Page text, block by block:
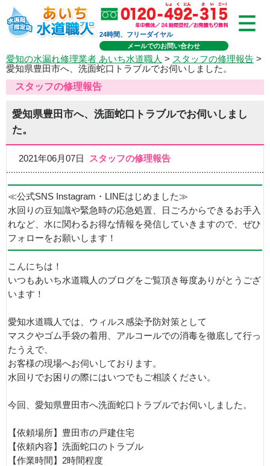
24時間、フリーダイヤル
メールでのお問い合わせ
愛知の水漏れ修理業者 あいち水道職人 > スタッフの修理報告 >
愛知県豊田市へ、洗面蛇口トラブルでお伺いしました。
スタッフの修理報告
愛知県豊田市へ、洗面蛇口トラブルでお伺いしまし
た。
2021年06月07日 スタッフの修理報告
≪公式SNS Instagram・LINEはじめました≫
水回りの豆知識や緊急時の応急処置、日ごろからできるお手入
れなど、水に関わるお得な情報を発信していきますので、ぜひ
フォローをお願いします！
こんにちは！
いつもあいち水道職人のブログをご覧頂き毎度ありがとうござ
います！
愛知水道職人では、ウィルス感染予防対策として
マスクやゴム手袋の着用、アルコールでの消毒を徹底して行っ
たうえで、
お客様の現場へお伺いしております。
水回りでお困りの際にはいつでもご相談ください。
今回、愛知県豊田市へ洗面蛇口トラブルでお伺いしました。
【依頼場所】豊田市の戸建住宅
【依頼内容】洗面蛇口のトラブル
【作業時間】2時間程度